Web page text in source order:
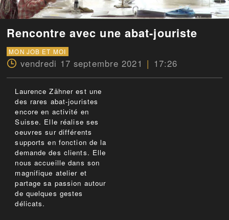
Rencontre avec une abat-jouriste
MON JOB ET MOI
vendredi 17 septembre 2021 17:26
Laurence Zähner est une
des rares abat-jouristes
encore en activité en
Suisse. Elle réalise ses
oeuvres sur différents
supports en fonction de la
demande des clients. Elle
nous accueille dans son
magnifique atelier et
partage sa passion autour
de quelques gestes
délicats.